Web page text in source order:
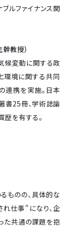
ルファイナンス関
教授）
変動に関する政
環境に関する共同
連携を実施。日本
書25冊、学術誌論
を有する。
ものの、具体的な
仕事”になり、企
た共通の課題を抱